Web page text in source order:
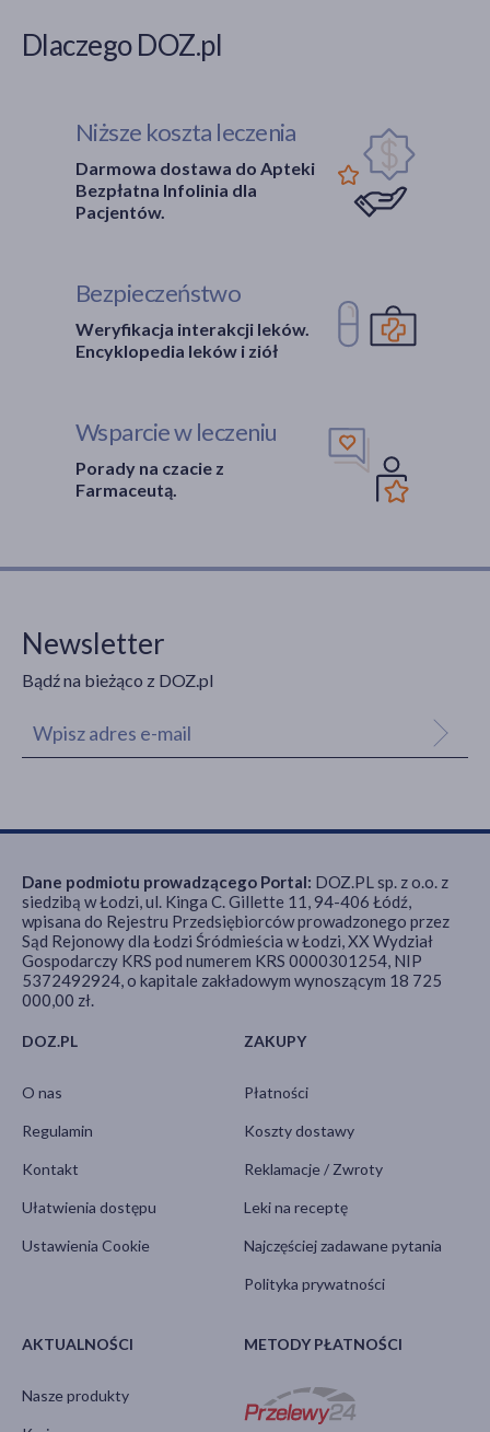
Dlaczego DOZ.pl
Niższe koszta leczenia
Darmowa dostawa do Apteki
Bezpłatna Infolinia dla
Pacjentów.
Bezpieczeństwo
Weryfikacja interakcji leków.
Encyklopedia leków i ziół
Wsparcie w leczeniu
Porady na czacie z
Farmaceutą.
Newsletter
Bądź na bieżąco z DOZ.pl
DOZ.PL
O nas
Regulamin
Kontakt
Ułatwienia dostępu
Ustawienia Cookie
ZAKUPY
Płatności
Koszty dostawy
Reklamacje / Zwroty
Leki na receptę
Najczęściej zadawane pytania
Polityka prywatności
AKTUALNOŚCI
Nasze produkty
METODY PŁATNOŚCI
Dane podmiotu prowadzącego Portal: DOZ.PL sp. z o.o. z
siedzibą w Łodzi, ul. Kinga C. Gillette 11, 94-406 Łódź,
wpisana do Rejestru Przedsiębiorców prowadzonego przez
Sąd Rejonowy dla Łodzi Śródmieścia w Łodzi, XX Wydział
Gospodarczy KRS pod numerem KRS 0000301254, NIP
5372492924, o kapitale zakładowym wynoszącym 18 725
000,00 zł.